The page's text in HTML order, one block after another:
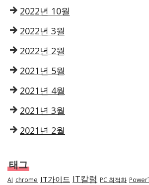
2022년 10월
2022년 3월
2022년 2월
2021년 5월
2021년 4월
2021년 3월
2021년 2월
태그
AI chrome IT가이드 IT칼럼 PC 최적화